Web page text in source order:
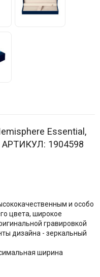
Essential,
АРТИКУЛ: 1904598
и особо
цвета, широкое
гравировкой
дизайна - зеркальный
ширина